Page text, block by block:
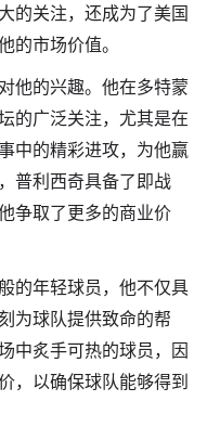
的关注，还成为了美国
的市场价值。
他的兴趣。他在多特蒙
的广泛关注，尤其是在
中的精彩进攻，为他赢
普利西奇具备了即战
争取了更多的商业价
的年轻球员，他不仅具
为球队提供致命的帮
中炙手可热的球员，因
，以确保球队能够得到